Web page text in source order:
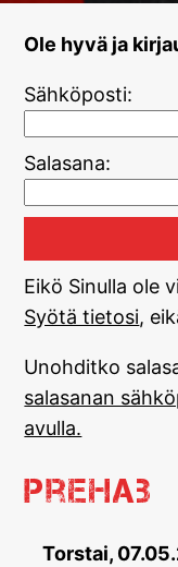
Ole hyvä ja
Sähköposti:
Salasana:
Eikö Sinulla ole
Syötä tietosi,
Unohditko
salasanan
avulla.
Prehab
Torstai,